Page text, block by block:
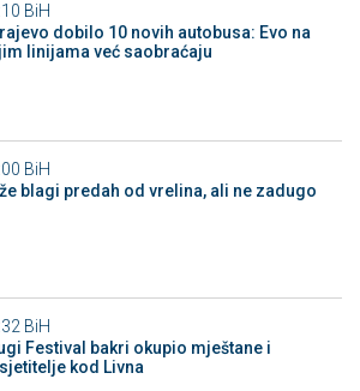
BiH
dobilo 10 novih autobusa: Evo na
linijama već saobraćaju
BiH
blagi predah od vrelina, ali ne zadugo
BiH
Festival bakri okupio mještane i
kod Livna